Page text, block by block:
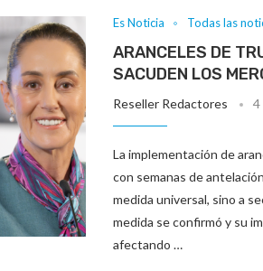
Es Noticia Todas las
ARANCELES DE
SACUDEN LOS
Reseller Redactores 4
La implementación de
con semanas de
medida universal, sino a
medida se confirmó y su
afectando …